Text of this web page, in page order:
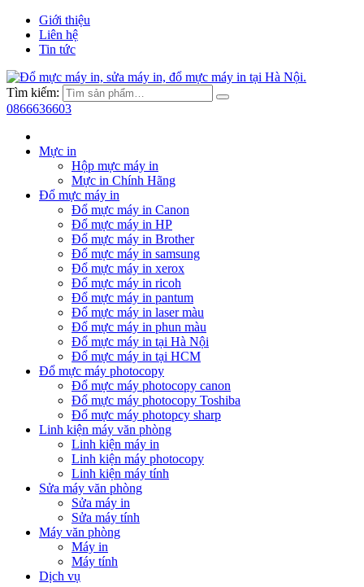
Giới thiệu
Liên hệ
Tin tức
Tìm kiếm:
0866636603
Mực in
Hộp mực máy in
Mực in Chính Hãng
Đổ mực máy in
Đổ mực máy in Canon
Đổ mực máy in HP
Đổ mực máy in Brother
Đổ mực máy in samsung
Đổ mực máy in xerox
Đổ mực máy in ricoh
Đổ mực máy in pantum
Đổ mực máy in laser màu
Đổ mực máy in phun màu
Đổ mực máy in tại Hà Nội
Đổ mực máy in tại HCM
Đổ mực máy photocopy
Đổ mực máy photocopy canon
Đổ mực máy photocopy Toshiba
Đổ mực máy photopcy sharp
Linh kiện máy văn phòng
Linh kiện máy in
Linh kiện máy photocopy
Linh kiện máy tính
Sửa máy văn phòng
Sửa máy in
Sửa máy tính
Máy văn phòng
Máy in
Máy tính
Dịch vụ